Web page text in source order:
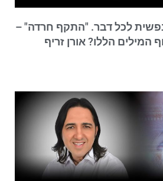
לכל דבר. "התקף חרדה" –
המילים הללו? אורן זריף